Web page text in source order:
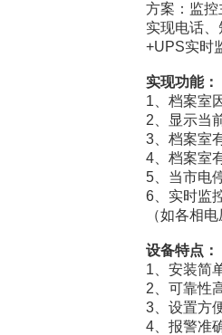
方案：监控
实现电话
+UPS实时
实现功能：
1、档案室
2、显示当
3、档案室
4、档案室
5、当市电
6、实时监
（如各相
设备特点：
1、安装简
2、可靠性
3、设置方
4、报警准